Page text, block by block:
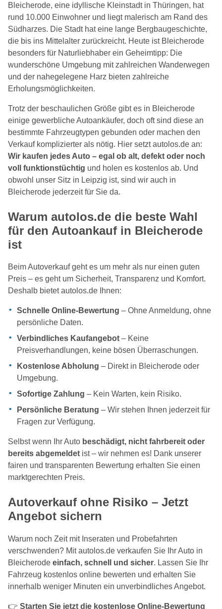
Bleicherode, eine idyllische Kleinstadt in Thüringen, hat
rund 10.000 Einwohner und liegt malerisch am Rand des
Südharzes. Die Stadt hat eine lange Bergbaugeschichte,
die bis ins Mittelalter zurückreicht. Heute ist Bleicherode
besonders für Naturliebhaber ein Geheimtipp: Die
wunderschöne Umgebung mit zahlreichen Wanderwegen
und der nahegelegene Harz bieten zahlreiche
Erholungsmöglichkeiten.
Trotz der beschaulichen Größe gibt es in Bleicherode
einige gewerbliche Autoankäufer, doch oft sind diese an
bestimmte Fahrzeugtypen gebunden oder machen den
Verkauf komplizierter als nötig. Hier setzt autolos.de an:
Wir kaufen jedes Auto – egal ob alt, defekt oder noch
voll funktionstüchtig und holen es kostenlos ab. Und
obwohl unser Sitz in Leipzig ist, sind wir auch in
Bleicherode jederzeit für Sie da.
Warum autolos.de die beste Wahl
für den Autoankauf in Bleicherode
ist
Beim Autoverkauf geht es um mehr als nur einen guten
Preis – es geht um Sicherheit, Transparenz und Komfort.
Deshalb bietet autolos.de Ihnen:
Schnelle Online-Bewertung – Ohne Anmeldung, ohne
persönliche Daten.
Verbindliches Kaufangebot – Keine
Preisverhandlungen, keine bösen Überraschungen.
Kostenlose Abholung – Direkt in Bleicherode oder
Umgebung.
Sofortige Zahlung – Kein Warten, kein Risiko.
Persönliche Beratung – Wir stehen Ihnen jederzeit für
Fragen zur Verfügung.
Selbst wenn Ihr Auto beschädigt, nicht fahrbereit oder
bereits abgemeldet ist – wir nehmen es! Dank unserer
fairen und transparenten Bewertung erhalten Sie einen
marktgerechten Preis.
Autoverkauf ohne Risiko – Jetzt
Angebot sichern
Warum noch Zeit mit Inseraten und Probefahrten
verschwenden? Mit autolos.de verkaufen Sie Ihr Auto in
Bleicherode einfach, schnell und sicher. Lassen Sie Ihr
Fahrzeug kostenlos online bewerten und erhalten Sie
innerhalb weniger Minuten ein unverbindliches Angebot.
👉 Starten Sie jetzt die kostenlose Online-Bewertung